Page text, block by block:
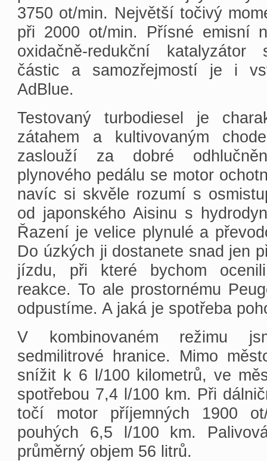
3750 ot/min. Největší točivý
při 2000 ot/min. Přísné emisní
oxidačně-redukční
částic a samozřejmostí je i
AdBlue.
Testovaný turbodiesel je
zátahem a kultivovaným
zaslouží za dobré
plynového pedálu se motor
navíc si skvěle rozumí s
od japonského Aisinu s
Řazení je velice plynulé a
Do úzkých ji dostanete snad jen
jízdu, při které bychom
reakce. To ale prostornému
odpustíme. A jaká je spotřeba
V kombinovaném režimu
sedmilitrové hranice. Mimo
snížit k 6 l/100 kilometrů, ve
spotřebou 7,4 l/100 km. Při
točí motor příjemných 1900
pouhých 6,5 l/100 km.
průměrný objem 56 litrů.